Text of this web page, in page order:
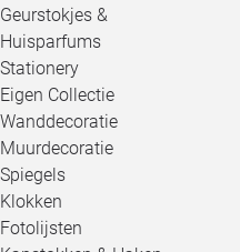
Geurstokjes &
Huisparfums
Stationery
Eigen Collectie
Wanddecoratie
Muurdecoratie
Spiegels
Klokken
Fotolijsten